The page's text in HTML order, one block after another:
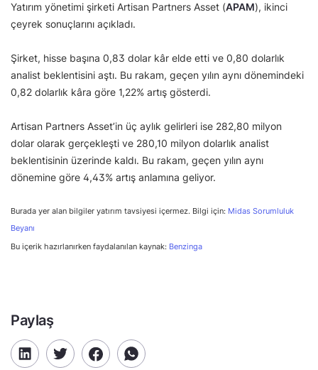
Yatırım yönetimi şirketi Artisan Partners Asset (APAM), ikinci
çeyrek sonuçlarını açıkladı.
Şirket, hisse başına 0,83 dolar kâr elde etti ve 0,80 dolarlık
analist beklentisini aştı. Bu rakam, geçen yılın aynı dönemindeki
0,82 dolarlık kâra göre 1,22% artış gösterdi.
Artisan Partners Asset’in üç aylık gelirleri ise 282,80 milyon
dolar olarak gerçekleşti ve 280,10 milyon dolarlık analist
beklentisinin üzerinde kaldı. Bu rakam, geçen yılın aynı
dönemine göre 4,43% artış anlamına geliyor.
Burada yer alan bilgiler yatırım tavsiyesi içermez. Bilgi için: Midas Sorumluluk
Beyanı
Bu içerik hazırlanırken faydalanılan kaynak: Benzinga
Paylaş